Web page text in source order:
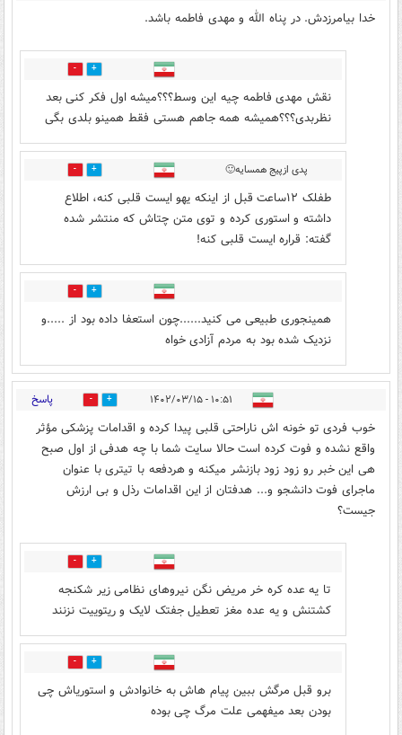
خدا بیامرزدش. در پناه الله و مهدی فاطمه باشد.
13
نقش مهدی فاطمه چیه این وسط؟؟؟میشه اول فکر کنی بعد
نظربدی؟؟؟همیشه همه جاهم هستی فقط همینو بلدی بگی
پدی ازپیج همسایه🙂 11
طفلک ۱۲ساعت قبل از اینکه یهو ایست قلبی کنه، اطلاع
داشته و استوری کرده و توی متن چتاش که منتشر شده
گفته: قراره ایست قلبی کنه!
0
همینجوری طبیعی می کنید......چون استعفا داده بود از .....و
نزدیک شده بود به مردم آزادی خواه
۱۰:۵۱ - ۱۴۰۲/۰۳/۱۵ 30 پاسخ
خوب فردی تو خونه اش ناراحتی قلبی پیدا کرده و اقدامات پزشکی مؤثر
واقع نشده و فوت کرده است حالا سایت شما با چه هدفی از اول صبح
هی این خبر رو زود زود بازنشر میکنه و هردفعه با تیتری با عنوان
ماجرای فوت دانشجو و... هدفتان از این اقدامات رذل و بی ارزش
جیست؟
17
تا یه عده کره خر مریض نگن نیروهای نظامی زیر شکنجه
کشتنش و یه عده مغز تعطیل جفتک لایک و ریتوییت نزنند
14
برو قبل مرگش ببین پیام هاش به خانوادش و استوریاش چی
بودن بعد میفهمی علت مرگ چی بوده